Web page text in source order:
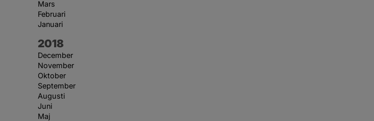
Mars
Februari
Januari
År:
2018
December
November
Oktober
September
Augusti
Juni
Maj